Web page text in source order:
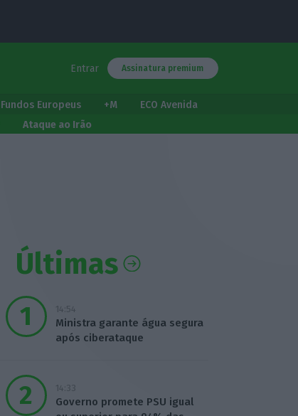
Entrar Assinatura premium
Fundos Europeus +M
ECO Avenida
Ataque ao Irão
Últimas
14:54
Ministra garante água segura
após ciberataque
14:33
Governo promete PSU igual